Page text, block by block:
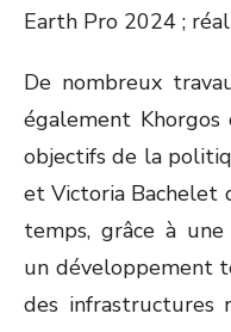
Earth Pro 2024 ;
De nombreux
également Khorgos
objectifs de la
et Victoria Bachelet
temps, grâce à une
un développement
des infrastructures